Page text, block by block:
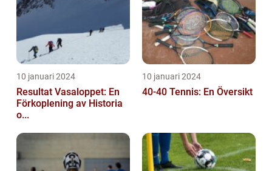
10 januari 2024
Resultat Vasaloppet: En
Förkoplening av Historia
o...
10 januari 2024
40-40 Tennis: En Översikt